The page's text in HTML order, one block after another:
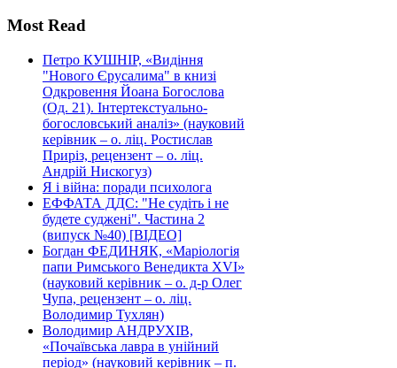
Most Read
Петро КУШНІР, «Видіння
"Нового Єрусалима" в книзі
Одкровення Йоана Богослова
(Од. 21). Інтертекстуально-
богословський аналіз» (науковий
керівник – о. ліц. Ростислав
Приріз, рецензент – о. ліц.
Андрій Нискогуз)
Я і війна: поради психолога
ЕФФАТА ДДС: "Не судіть і не
будете суджені". Частина 2
(випуск №40) [ВІДЕО]
Богдан ФЕДИНЯК, «Маріологія
папи Римського Венедикта XVI»
(науковий керівник – о. д-р Олег
Чупа, рецензент – о. ліц.
Володимир Тухлян)
Володимир АНДРУХІВ,
«Почаївська лавра в унійний
період» (науковий керівник – п.